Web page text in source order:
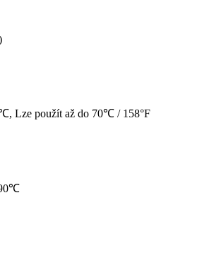
Lze použít až do 70℃ / 158°F